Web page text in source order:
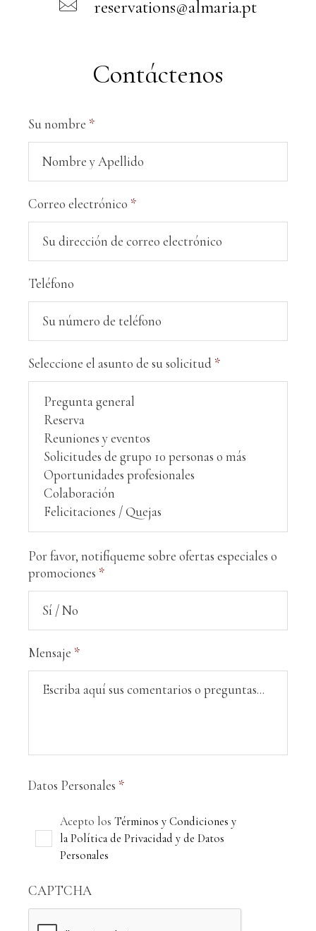
reservations@almaria.pt
Contáctenos
Su nombre *
Correo electrónico *
Teléfono
Seleccione el asunto de su solicitud *
Por favor, notifíqueme sobre ofertas especiales o
promociones *
Mensaje *
Datos Personales *
Acepto los Términos y Condiciones y
la Política de Privacidad y de Datos
Personales
CAPTCHA